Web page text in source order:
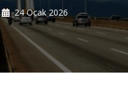
24 Ocak 2026